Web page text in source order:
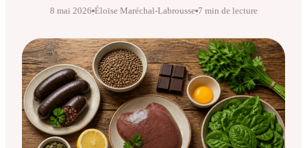
8 mai 2026·Éloïse Maréchal-Labrousse·7 min de lecture